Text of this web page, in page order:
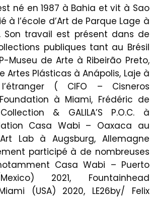
né en 1987 à Bahia et vit à Sao
à l’école d’Art de Parque Lage à
Son travail est présent dans de
publiques tant au Brésil
Museu de Arte à Ribeirão Preto,
Artes Plásticas à Anápolis, Laje à
( CIFO – Cisneros
à Miami, Frédéric de
& GALILA’S P.O.C. à
Casa Wabi – Oaxaca au
Art Lab à Augsburg, Allemagne
participé à de nombreuses
Casa Wabi – Puerto
2021, Fountainhead
(USA) 2020, LE26by/ Felix